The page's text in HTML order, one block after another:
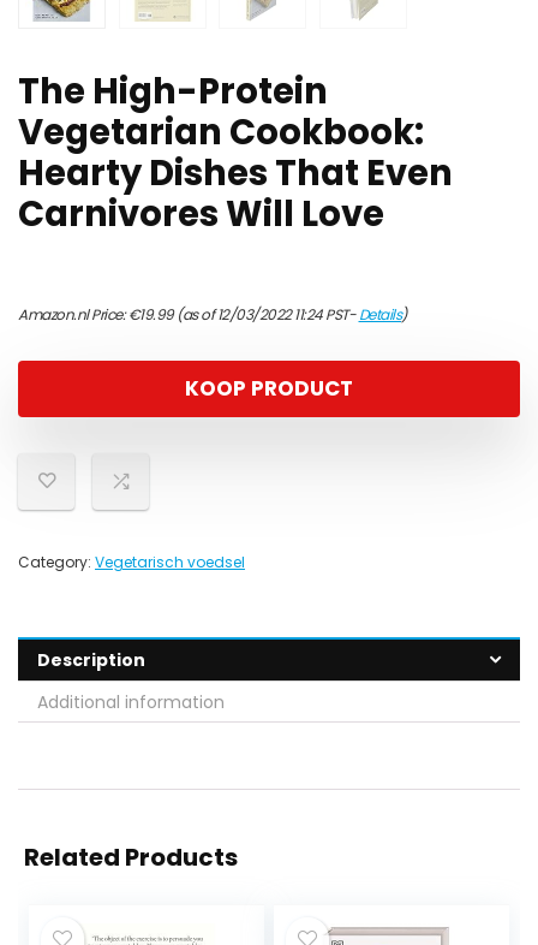
The High-Protein
Vegetarian Cookbook:
Hearty Dishes That Even
Carnivores Will Love
Amazon.nl Price:€19.99(as of 12/03/2022 11:24 PST-Details)
KOOP PRODUCT
Category: Vegetarisch voedsel
Description
Additional information
Related Products